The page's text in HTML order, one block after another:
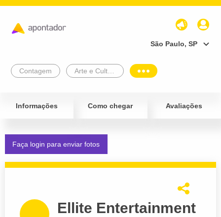
São Paulo, SP
Contagem
Informações Como chegar Avaliações
Faça login para enviar fotos
Ellite Entertainment